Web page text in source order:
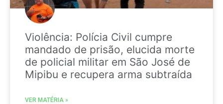
Violência: Polícia Civil cumpre
mandado de prisão, elucida morte
de policial militar em São José de
Mipibu e recupera arma subtraída
VER MATÉRIA »